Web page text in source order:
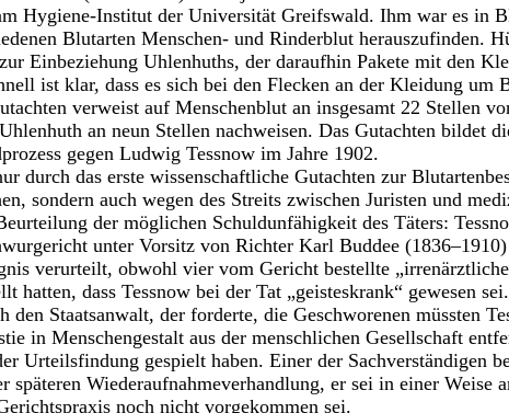
Hygiene-Institut der Universität Greifswald. Ihm war es in
Blutarten Menschen- und Rinderblut herauszufinden.
Einbeziehung Uhlenhuths, der daraufhin Pakete mit den
ist klar, dass es sich bei den Flecken an der Kleidung um
verweist auf Menschenblut an insgesamt 22 Stellen
an neun Stellen nachweisen. Das Gutachten bildet
gegen Ludwig Tessnow im Jahre 1902.
durch das erste wissenschaftliche Gutachten zur
sondern auch wegen des Streits zwischen Juristen und
der möglichen Schuldunfähigkeit des Täters:
unter Vorsitz von Richter Karl Buddee
verurteilt, obwohl vier vom Gericht bestellte
hatten, dass Tessnow bei der Tat „geisteskrank“ gewesen
Staatsanwalt, der forderte, die Geschworenen müssten
in Menschengestalt aus der menschlichen Gesellschaft
Urteilsfindung gespielt haben. Einer der Sachverständigen
späteren Wiederaufnahmeverhandlung, er sei in einer Weise
noch nicht vorgekommen sei.